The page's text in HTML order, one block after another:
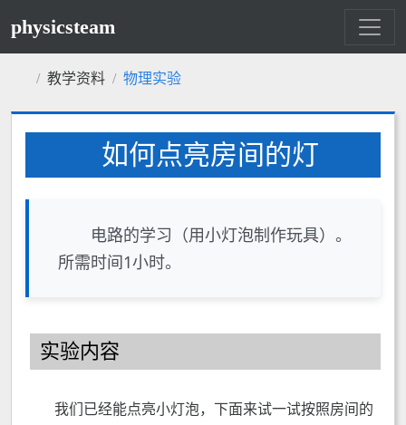
physicsteam
教学资料 物理实验
如何点亮房间的灯
电路的学习（用小灯泡制作玩具）。
所需时间1小时。
实验内容
我们已经能点亮小灯泡，下面来试一试按照房间的